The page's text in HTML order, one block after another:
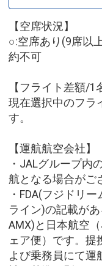
【空席状況】
○:空席あり(9席
約不可
【フライト差額/1
現在選択中のフラ
す。
【運航航空会社】
・JALグループ内
航となる場合がご
・FDA(フジドリ
ライン)の記載があ
AMX)と日本航空
ェア便）です。提
よび乗務員にて運